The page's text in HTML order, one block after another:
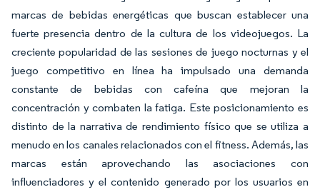
marcas de bebidas energéticas que buscan establecer una
fuerte presencia dentro de la cultura de los videojuegos. La
creciente popularidad de las sesiones de juego nocturnas y el
juego competitivo en línea ha impulsado una demanda
constante de bebidas con cafeína que mejoran la
concentración y combaten la fatiga. Este posicionamiento es
distinto de la narrativa de rendimiento físico que se utiliza a
menudo en los canales relacionados con el fitness. Además, las
marcas están aprovechando las asociaciones con
influenciadores y el contenido generado por los usuarios en